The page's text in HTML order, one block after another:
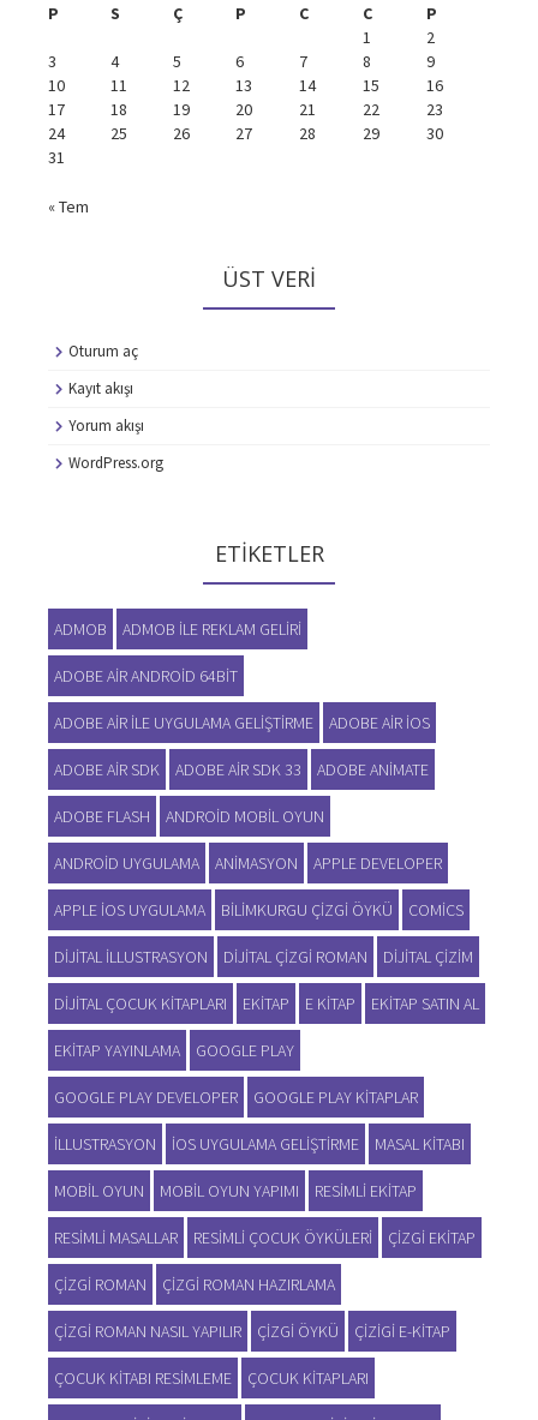
P
S Ç P C C
P
1
2
3
4 5 6 7 8
9
10
11 12 13 14 15
16
17
18 19 20 21 22
23
24
25 26 27 28 29
30
31
« Tem
ÜST VERI
Oturum aç
Kayıt akışı
Yorum akışı
WordPress.org
ETIKETLER
ADMOB ADMOB ILE REKLAM GELIRI
ADOBE AIR ANDROID 64BIT
ADOBE AIR ILE UYGULAMA GELIŞTIRME ADOBE AIR IOS
ADOBE AIR SDK ADOBE AIR SDK 33 ADOBE ANIMATE
ADOBE FLASH ANDROID MOBIL OYUN
ANDROID UYGULAMA ANIMASYON APPLE DEVELOPER
APPLE IOS UYGULAMA BILIMKURGU ÇIZGI ÖYKÜ COMICS
DIJITAL ILLUSTRASYON DIJITAL ÇIZGI ROMAN DIJITAL ÇIZIM
DIJITAL ÇOCUK KITAPLARI EKITAP E KITAP EKITAP SATIN AL
EKITAP YAYINLAMA GOOGLE PLAY
GOOGLE PLAY DEVELOPER GOOGLE PLAY KITAPLAR
ILLUSTRASYON IOS UYGULAMA GELIŞTIRME MASAL KITABI
MOBIL OYUN MOBIL OYUN YAPIMI RESIMLI EKITAP
RESIMLI MASALLAR RESIMLI ÇOCUK ÖYKÜLERI ÇIZGI EKITAP
ÇIZGI ROMAN ÇIZGI ROMAN HAZIRLAMA
ÇIZGI ROMAN NASIL YAPILIR ÇIZGI ÖYKÜ ÇIZIGI E-KITAP
ÇOCUK KITABI RESIMLEME ÇOCUK KITAPLARI